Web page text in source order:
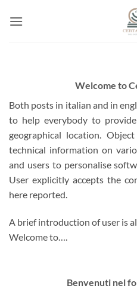
Welcome to
Both posts in italian and in
to help everybody to
geographical location.
technical information on
and users to personalise
User explicitly accepts the
here reported.
A brief introduction of user is
Welcome to….
Benvenuti nel